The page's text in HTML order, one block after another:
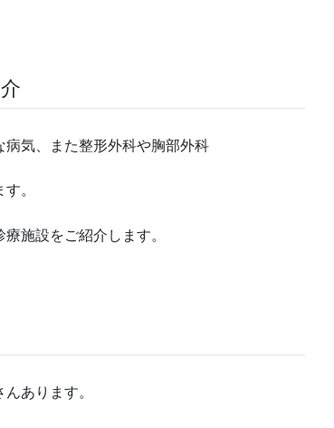
気、また整形外科や胸部外科
。
施設をご紹介します。
あります。